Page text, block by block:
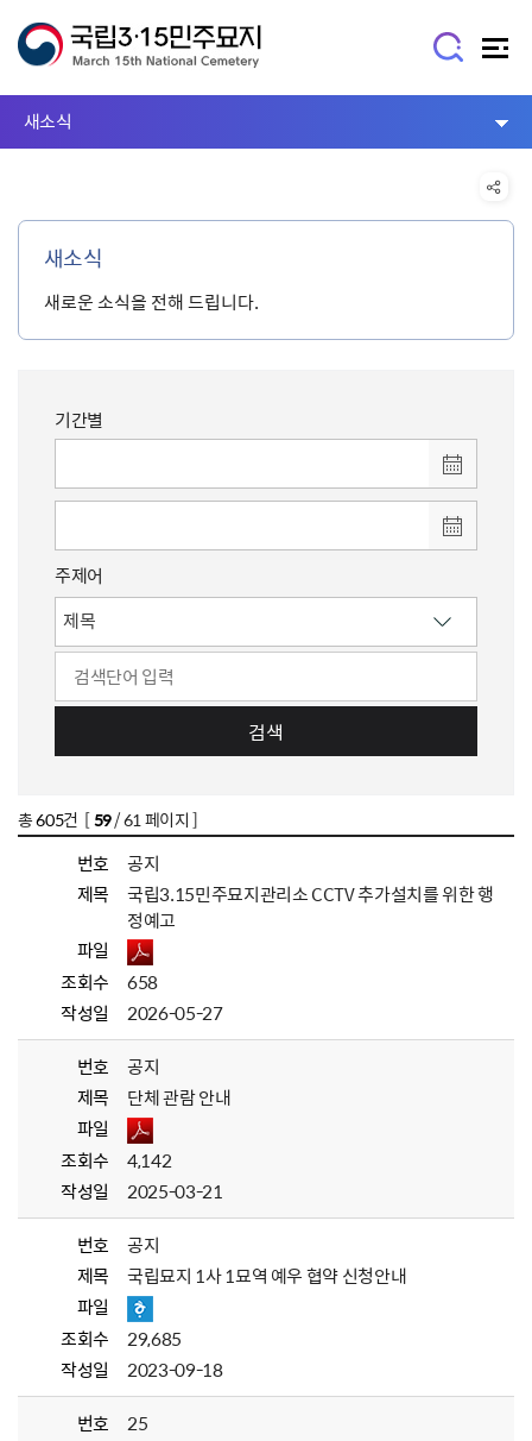
새소식
새소식
새로운 소식을 전해 드립니다.
기간별
주제어
검색
총605건 [59/ 61 페이지 ]
번호
공지
제목
국립3.15민주묘지관리소 CCTV 추가설치를 위한 행
정예고
파일
조회수
658
작성일
2026-05-27
번호
공지
제목
단체 관람 안내
파일
조회수
4,142
작성일
2025-03-21
번호
공지
제목
국립묘지 1사 1묘역 예우 협약 신청안내
파일
조회수
29,685
작성일
2023-09-18
번호
25